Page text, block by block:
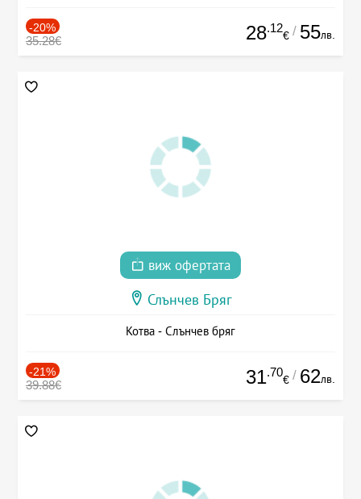
-20%
35.28€ 28.12
€ / 55лв.
виж офертата
Слънчев Бряг
Котва - Слънчев бряг
-21%
39.88€ 31.70
€ / 62лв.